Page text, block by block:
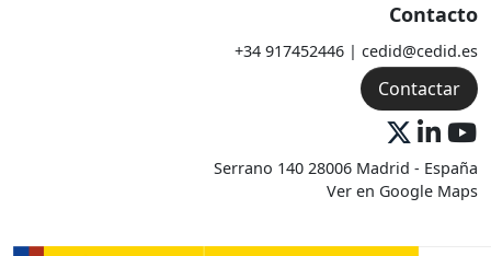
Contacto
+34 917452446 | cedid@cedid.es
Contactar
Serrano 140 28006 Madrid - España
Ver en Google Maps